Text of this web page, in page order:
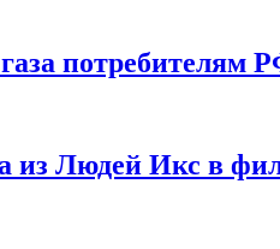
потребителям
из Людей Икс в